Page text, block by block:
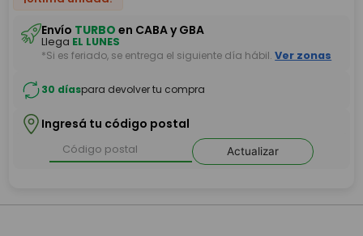
Envío TURBO en CABA y GBA
Llega EL LUNES
*Si es feriado, se entrega el siguiente día hábil. Ver zonas
30 díaspara devolver tu compra
Ingresá tu código postal
Actualizar